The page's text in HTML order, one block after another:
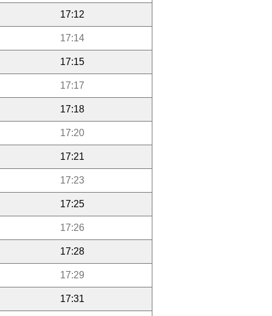
17:12
17:14
17:15
17:17
17:18
17:20
17:21
17:23
17:25
17:26
17:28
17:29
17:31